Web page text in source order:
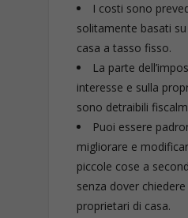
I costi sono
solitamente basati su
casa a tasso fisso.
La parte
interesse e sulla
sono detraibili
Puoi essere
migliorare e
piccole cose a
senza dover
proprietari di casa.